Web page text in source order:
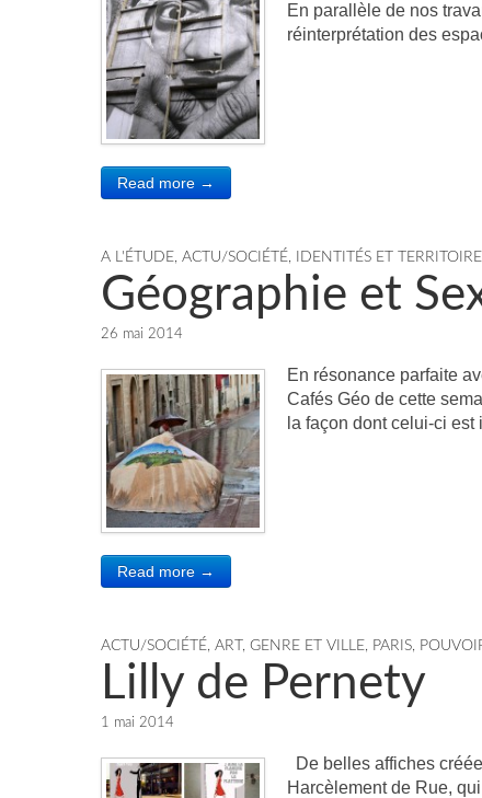
En parallèle de nos
réinterprétation des
Read more →
A L'ÉTUDE, ACTU/SOCIÉTÉ, IDENTITÉS ET
Géographie et
26 mai 2014
En résonance parfaite
Cafés Géo de cette
la façon dont celui-ci
Read more →
ACTU/SOCIÉTÉ, ART, GENRE ET VILLE, PARIS,
Lilly de Pernety
1 mai 2014
De belles affiches
Harcèlement de Rue,